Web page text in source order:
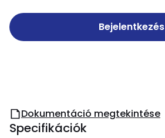
Bejelentkezés
Dokumentáció megtekintése
Specifikációk